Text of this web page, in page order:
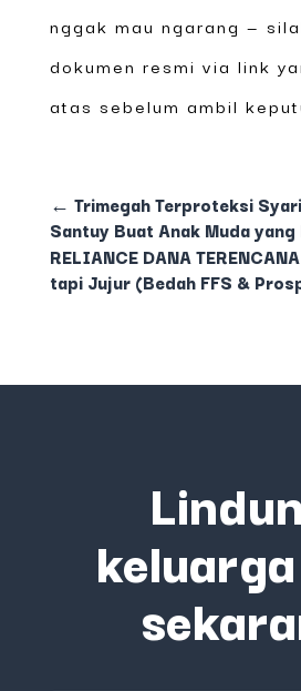
nggak mau ngarang —
dokumen resmi via link
atas sebelum ambil
← Trimegah Terproteksi
Santuy Buat Anak Muda yang
RELIANCE DANA
tapi Jujur (Bedah FFS &